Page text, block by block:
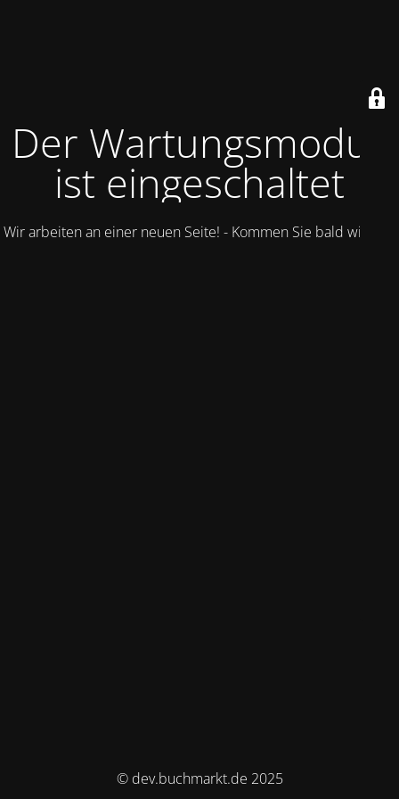
Der Wartungsmodus
ist eingeschaltet
Wir arbeiten an einer neuen Seite! - Kommen Sie bald wieder.
© dev.buchmarkt.de 2025